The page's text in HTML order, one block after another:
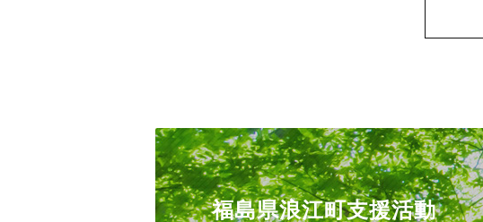
福島県浪江町支援活動